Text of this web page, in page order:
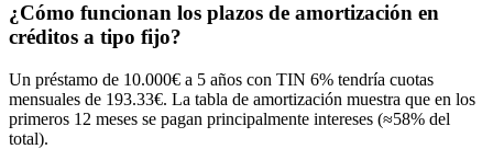
¿Cómo funcionan los plazos de amortización en
créditos a tipo fijo?
Un préstamo de 10.000€ a 5 años con TIN 6% tendría cuotas
mensuales de 193.33€. La tabla de amortización muestra que en los
primeros 12 meses se pagan principalmente intereses (≈58% del
total).